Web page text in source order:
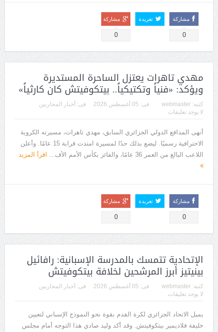
مشاركة
0
تغريدة مشاركة
0
مهدي تاهرات يعتزل الساحرة المستديرة
ويؤكد: «فنياً وتكتيكياً.. بيتكوفيتش كان كارثياً»
كتبه: webmaster فى: 05 أغسطس 2026 فى: أخبار المحاربين
لا يوجد تعليقات
أنهى المدافع الدولي الجزائري السابق، مهدي تاهرات، مسيرته الكروية
الاحترافية رسميًا. ليضع بذلك حدًا لمسيرة امتدت قرابة 15 عامًا. وأعلن
اللاعب البالغ من العمر 36 عامًا، والفائز بكأس الأمم الأف...
اقرأ المزيد
مشاركة
0
تغريدة مشاركة
0
الإتحادية تتمسك بالمدرسة الإسبانية: رافائيل
بينيتيز أبرز المرشحين لخلافة بيتكوفيتش
كتبه: webmaster فى: 05 أغسطس 2026 فى: أخبار المحاربين
لا يوجد تعليقات
يميل الاتحاد الجزائري لكرة القدم بقوة نحو النموذج الإسباني لتعيين
خليفة فلاديمير بيتكوفيتش. وقد أكد وليد صادي هذا التوجه أمام مجلس